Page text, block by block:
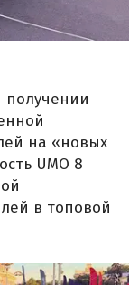
получении
на «новых
UMO 8
в топовой